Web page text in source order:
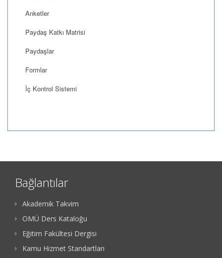
Anketler
Paydaş Katkı Matrisi
Paydaşlar
Formlar
İç Kontrol Sistemi
Bağlantılar
Akademik Takvim
OMÜ Ders Kataloğu
Eğitim Fakültesi Dergisi
Kamu Hizmet Standartları